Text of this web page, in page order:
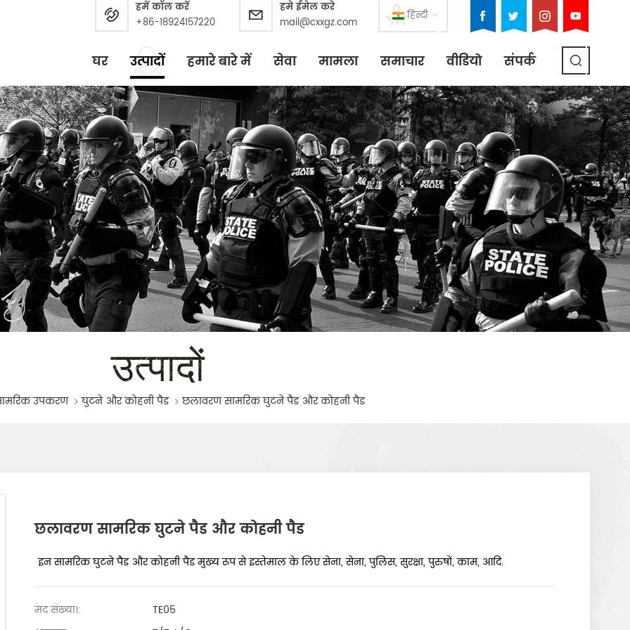
हिन्दी
हमें कॉल करें
+86-18924157220
हमे ईमेल करे
mail@cxxgz.com
घर उत्पादों हमारे बारे में सेवा मामला समाचार वीडियो संपर्क
उत्पादों
उपकरण घुटने और कोहनी पैड छलावरण सामरिक घुटने पैड और कोहनी पैड
छलावरण सामरिक घुटने पैड और कोहनी पैड
इन सामरिक घुटने पैड और कोहनी पैड मुख्य रूप से इस्तेमाल के लिए सेना, सेना, पुलिस, सुरक्षा, पुरुषों, काम, आदि.
मद संख्या।:
TE05